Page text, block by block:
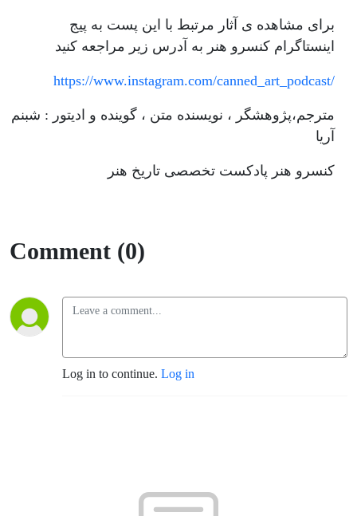
برای مشاهده ی آثار مرتبط با این پست به پیج
اینستاگرام کنسرو هنر به آدرس زیر مراجعه کنید
https://www.instagram.com/canned_art_podcast/
مترجم،پژوهشگر ، نویسنده متن ، گوینده و ادیتور : شبنم
آریا
کنسرو هنر پادکست تخصصی تاریخ هنر
Comment (0)
Log in to continue. Log in